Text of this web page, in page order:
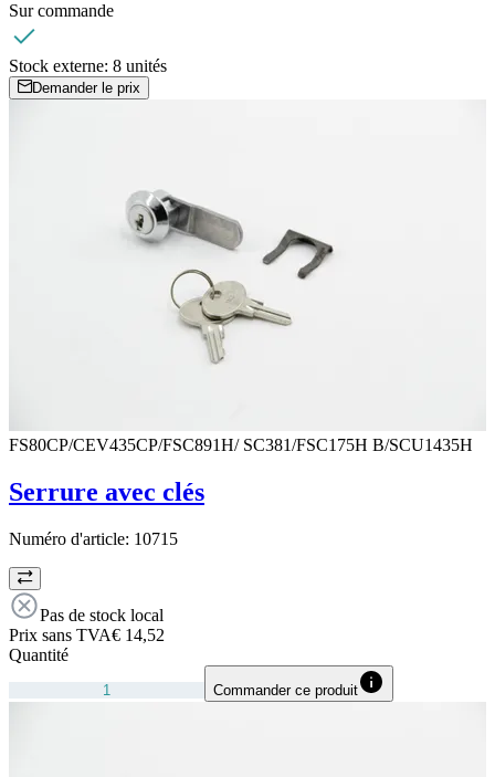
Sur commande
Stock externe: 8 unités
Demander le prix
FS80CP/CEV435CP/FSC891H/ SC381/FSC175H B/SCU1435H
Serrure avec clés
Numéro d'article: 10715
Pas de stock local
Prix sans TVA€ 14,52
Quantité
Commander ce produit